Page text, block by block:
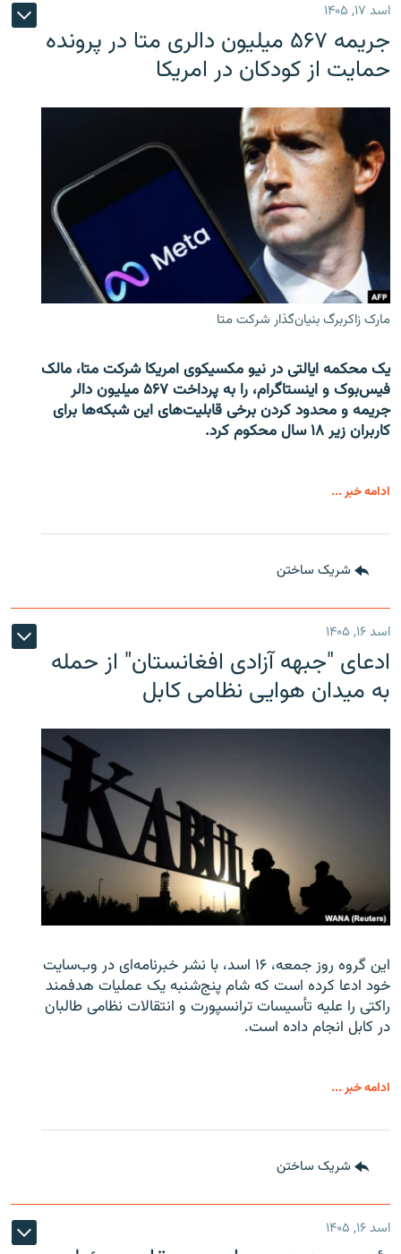
اسد ۱۷, ۱۴۰۵
جریمه ۵۶۷ میلیون دالری متا در پرونده
حمایت از کودکان در امریکا
مارک زاکربرگ بنیان‌گذار شرکت متا
یک محکمه ایالتی در نیو مکسیکوی امریکا شرکت متا، مالک
فیس‌بوک و اینستاگرام، را به پرداخت ۵۶۷ میلیون دالر
جریمه و محدود کردن برخی قابلیت‌های این شبکه‌ها برای
کاربران زیر ۱۸ سال محکوم کرد.
ادامه خبر ...
شریک ساختن
اسد ۱۶, ۱۴۰۵
ادعای "جبهه آزادی افغانستان" از حمله
به میدان هوایی نظامی کابل
این گروه روز جمعه، ۱۶ اسد، با نشر خبرنامه‌ای در وب‌سایت
خود ادعا کرده است که شام پنج‌شنبه یک عملیات هدفمند
راکتی را علیه تأسیسات ترانسپورت و انتقالات نظامی طالبان
در کابل انجام داده است.
ادامه خبر ...
شریک ساختن
اسد ۱۶, ۱۴۰۵